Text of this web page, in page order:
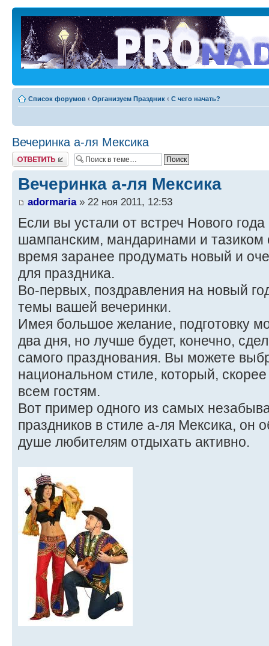
Список форумов ‹ Организуем Праздник ‹ С чего начать?
Вечеринка а-ля Мексика
Ответить
Вечеринка а-ля Мексика
adormaria» 22 ноя 2011, 12:53
Если вы устали от встреч Нового
шампанским, мандаринами и тазиком
время заранее продумать новый и
для праздника.
Во-первых, поздравления на новый
темы вашей вечеринки.
Имея большое желание, подготовку
два дня, но лучше будет, конечно,
самого празднования. Вы можете
национальном стиле, который, скорее
всем гостям.
Вот пример одного из самых
праздников в стиле а-ля Мексика, он
душе любителям отдыхать активно.